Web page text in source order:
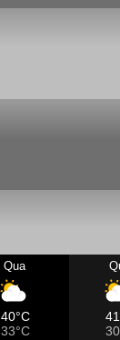
Qua
40°C
33°C